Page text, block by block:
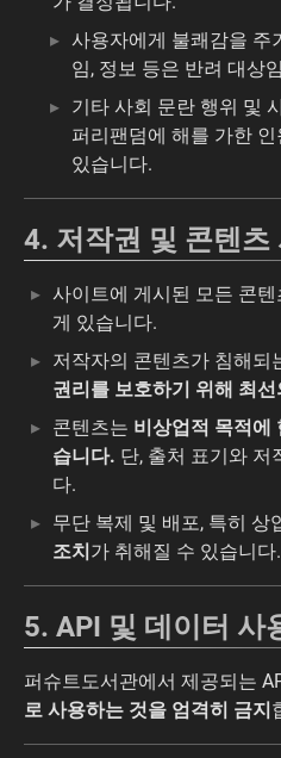
사용자에게 불쾌감을 주
임, 정보 등은 반려 대상
기타 사회 문란 행위 및
퍼리팬덤에 해를 가한
있습니다.
4. 저작권 및 콘텐츠
사이트에 게시된 모든 콘
게 있습니다.
저작자의 콘텐츠가 침해되
권리를 보호하기 위해 최
콘텐츠는 비상업적 목적에
습니다. 단, 출처 표기와 저
다.
무단 복제 및 배포, 특히 상
조치가 취해질 수 있습니다.
5. API 및 데이터 사
퍼슈트도서관에서 제공되는
로 사용하는 것을 엄격히 금지